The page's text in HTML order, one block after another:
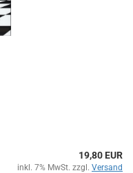
19,80 EUR
inkl. 7% MwSt. zzgl. Versand